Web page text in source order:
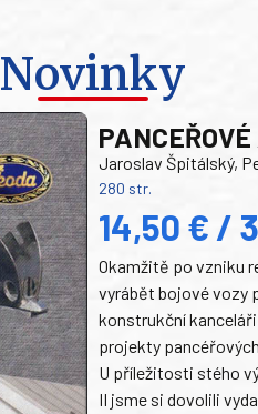
Novinky
Jaroslav Špitálský,
280 str.
14,50 € /
Okamžitě po vzniku
vyrábět bojové vozy
konstrukční
projekty
U příležitosti stého
II jsme si dovolili